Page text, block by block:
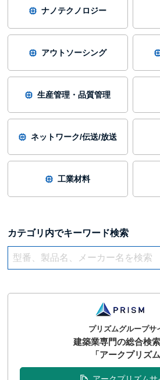
ナノテクノロジー
アウトソーシング
生産管理・品質管理
ネットワーク/伝送/放送
工業材料
カテゴリ内でキーワード検索
プリズムグループサ
建築業専門の総合検
「アークプリズム